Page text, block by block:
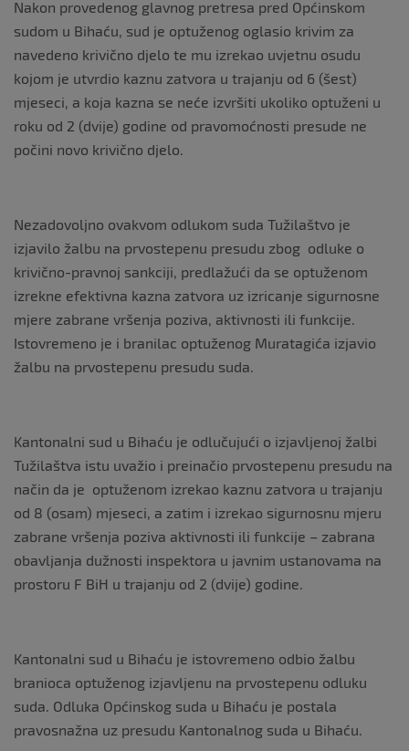
Nakon provedenog glavnog pretresa pred Općinskom
sudom u Bihaću, sud je optuženog oglasio krivim za
navedeno krivično djelo te mu izrekao uvjetnu osudu
kojom je utvrdio kaznu zatvora u trajanju od 6 (šest)
mjeseci, a koja kazna se neće izvršiti ukoliko optuženi u
roku od 2 (dvije) godine od pravomoćnosti presude ne
počini novo krivično djelo.
Nezadovoljno ovakvom odlukom suda Tužilaštvo je
izjavilo žalbu na prvostepenu presudu zbog odluke o
krivično-pravnoj sankciji, predlažući da se optuženom
izrekne efektivna kazna zatvora uz izricanje sigurnosne
mjere zabrane vršenja poziva, aktivnosti ili funkcije.
Istovremeno je i branilac optuženog Muratagića izjavio
žalbu na prvostepenu presudu suda.
Kantonalni sud u Bihaću je odlučujući o izjavljenoj žalbi
Tužilaštva istu uvažio i preinačio prvostepenu presudu na
način da je optuženom izrekao kaznu zatvora u trajanju
od 8 (osam) mjeseci, a zatim i izrekao sigurnosnu mjeru
zabrane vršenja poziva aktivnosti ili funkcije – zabrana
obavljanja dužnosti inspektora u javnim ustanovama na
prostoru F BiH u trajanju od 2 (dvije) godine.
Kantonalni sud u Bihaću je istovremeno odbio žalbu
branioca optuženog izjavljenu na prvostepenu odluku
suda. Odluka Općinskog suda u Bihaću je postala
pravosnažna uz presudu Kantonalnog suda u Bihaću.